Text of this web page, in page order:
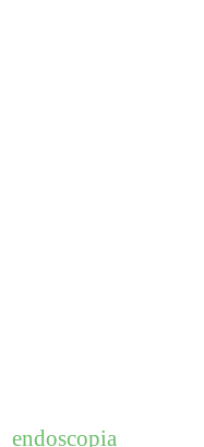
endoscopia